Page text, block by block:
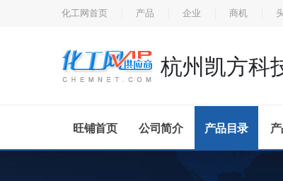
化工网首页 产品 企业 商机
杭州凯方科
旺铺首页 公司简介 产品目录